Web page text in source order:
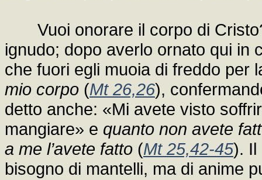
Vuoi onorare il corpo di
ignudo; dopo averlo ornato qui in
che fuori egli muoia di freddo per
mio corpo (Mt 26,26),
detto anche: «Mi avete visto
mangiare» e quanto non avete
a me l’avete fatto (Mt 25,42-45). Il
bisogno di mantelli, ma di anime